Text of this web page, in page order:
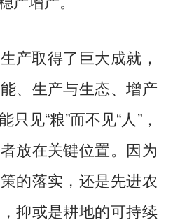
取得了巨大成就，
、生产与生态、增产
见“粮”而不见“人”，
放在关键位置。因为
的落实，还是先进农
抑或是耕地的可持续